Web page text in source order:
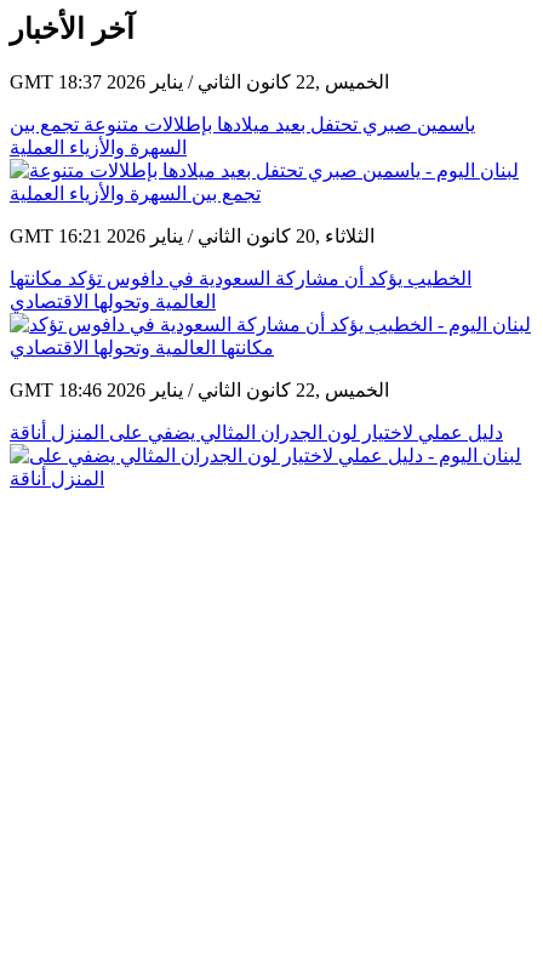
آخر الأخبار
GMT 18:37 2026 الخميس ,22 كانون الثاني / يناير
ياسمين صبري تحتفل بعيد ميلادها بإطلالات متنوعة تجمع بين
السهرة والأزياء العملية
GMT 16:21 2026 الثلاثاء ,20 كانون الثاني / يناير
الخطيب يؤكد أن مشاركة السعودية في دافوس تؤكد مكانتها
العالمية وتحولها الاقتصادي
GMT 18:46 2026 الخميس ,22 كانون الثاني / يناير
دليل عملي لاختيار لون الجدران المثالي يضفي على المنزل أناقة